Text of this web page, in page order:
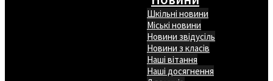
Шкільні новини
Міські новини
Новини звідусіль
Новини з класів
Наші вітання
Наші досягнення